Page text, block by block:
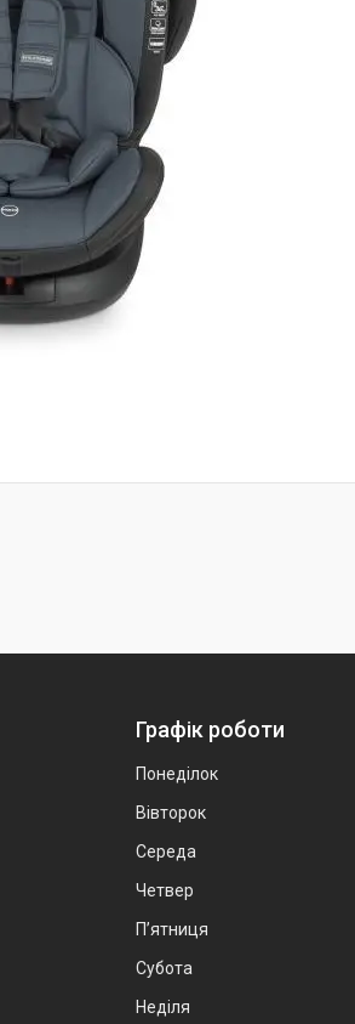
Графік роботи
Понеділок
Вівторок
Середа
Четвер
Пʼятниця
Субота
Неділя